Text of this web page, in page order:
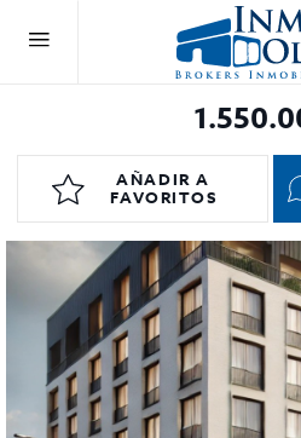
AÑADIR A
FAVORITOS